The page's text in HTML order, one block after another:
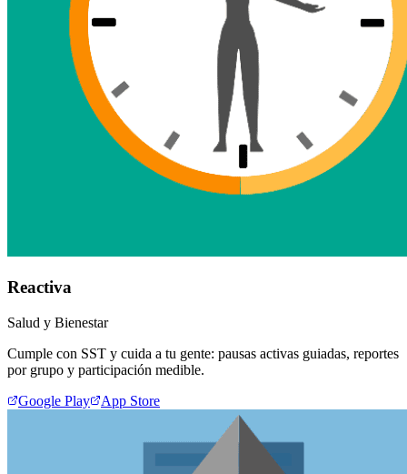
Reactiva
Salud y Bienestar
Cumple con SST y cuida a tu gente: pausas activas guiadas, reportes
por grupo y participación medible.
Google Play
App Store